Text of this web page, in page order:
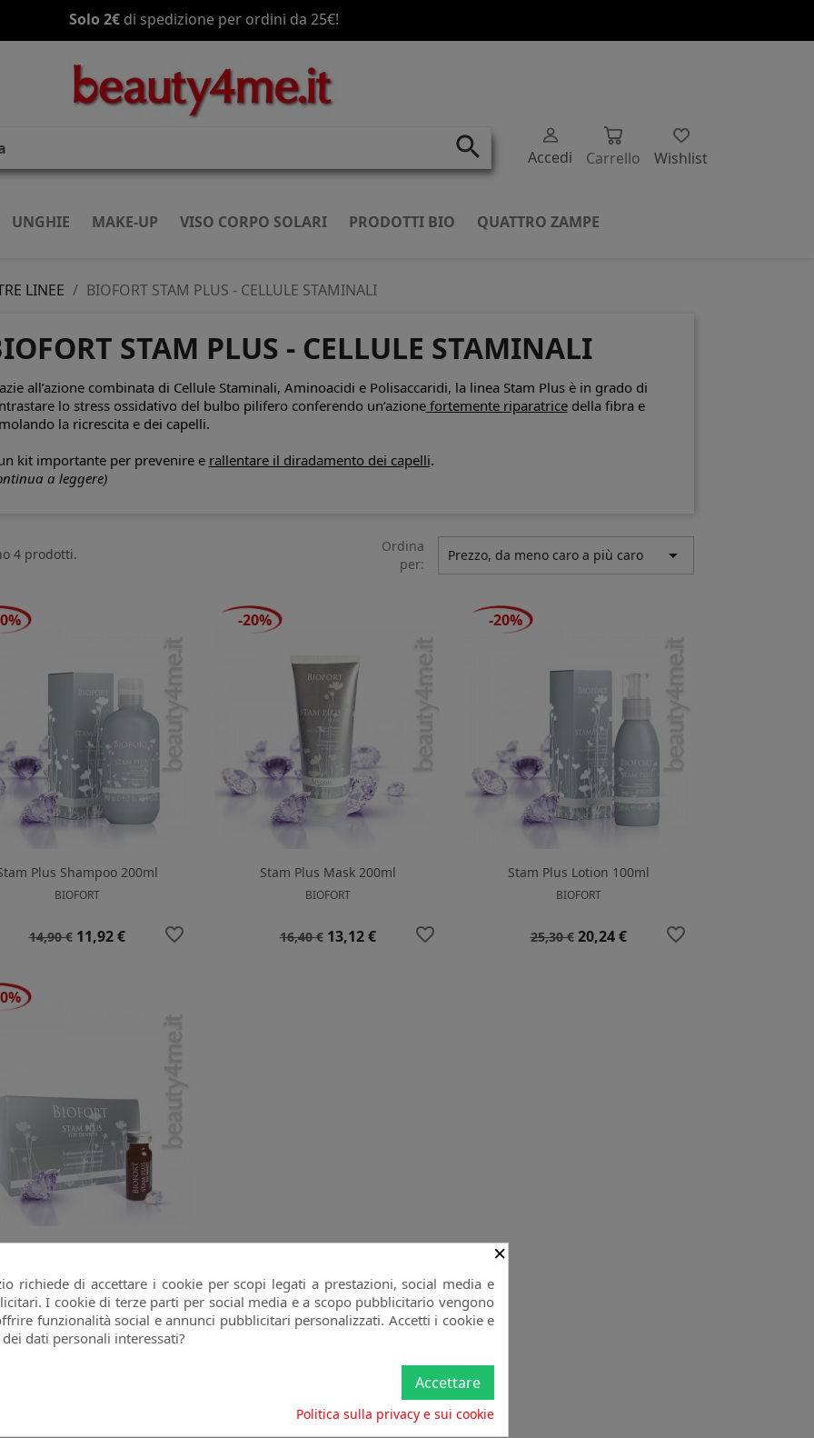
Solo 2€di spedizione per ordini da 25€!
Spedizione gratisa partire da 70€!
search Accedi Carrello Wishlist
UNGHIE MAKE-UP VISO CORPO SOLARI PRODOTTI BIO QUATTRO ZAMPE
LINEE BIOFORT STAM PLUS - CELLULE STAMINALI
STAM PLUS - CELLULE STAMINALI
all’azione combinata di Cellule Staminali, Aminoacidi e Polisaccaridi, la linea Stam Plusè in grado di
lo stress ossidativo del bulbo pilifero conferendo un’azionefortemente riparatricedella fibra e
la ricrescita e dei capelli.
kit importante per prevenire e rallentare il diradamento dei capelli.
a leggere)
4 prodotti.
Ordina
per:
Prezzo, da meno caro a più caro 
Plus Shampoo 200ml
BIOFORT
Prezzo
14,90 € Prezzo
11,92 € favorite_border
Stam Plus Mask 200ml
BIOFORT
Prezzo
16,40 € Prezzo
13,12 €
-20%
favorite_border
Stam Plus Lotion 100ml
BIOFORT
Prezzo
25,30 € Prezzo
20,24 €
-20%
favorite_border
Plus Top Density 11 Fiale Da
BIOFORT
Prezzo
base
26,20 €Prezzo
20,96 € favorite_border
×
richiede di accettare i cookie per scopi legati a prestazioni, social media e
I cookie di terze parti per social media e a scopo pubblicitario vengono
funzionalità social e annunci pubblicitari personalizzati. Accetti i cookie e
dati personali interessati?
Accettare
Politica sulla privacy e sui cookie